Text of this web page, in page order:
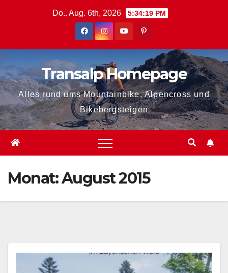
Do.. Aug. 6th, 2026 5:34:20 PM
Transalp Homepage
Alles rund ums Mountainbike, Alpencross und
Bikebergsteigen
Monat:August 2015